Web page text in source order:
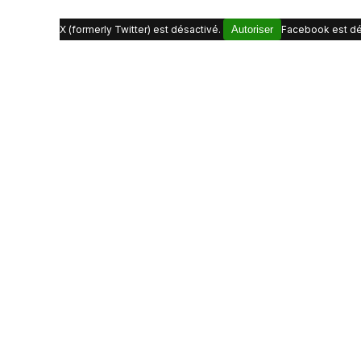
X (formerly Twitter) est désactivé. Autoriser Facebook est